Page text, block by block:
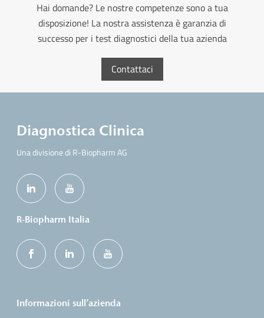
Hai domande? Le nostre competenze sono a tua
disposizione! La nostra assistenza è garanzia di
successo per i test diagnostici della tua azienda
Contattaci
Diagnostica Clinica
Una divisione di R-Biopharm AG
R-Biopharm Italia
Informazioni sull’azienda